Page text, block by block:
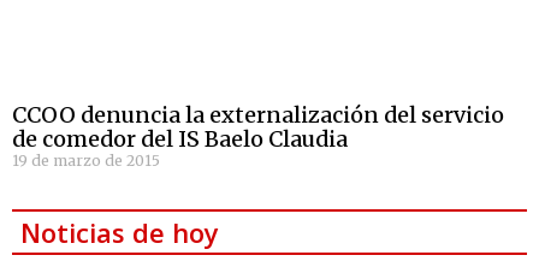
CCOO denuncia la externalización del servicio
de comedor del IS Baelo Claudia
19 de marzo de 2015
Noticias de hoy